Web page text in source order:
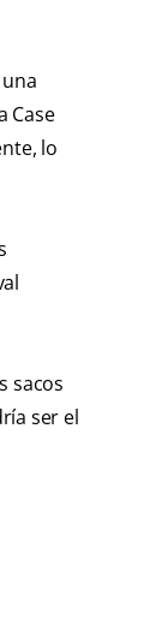
Case
lo
sacos
ser el